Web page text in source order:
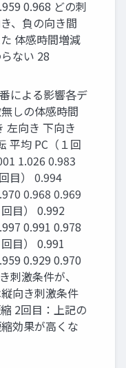
0.968 どの刺
、負の向き間
体感時間増減
ない 28
による影響各デ
しの体感時間
左向き 下向き
平均 PC（１回
1.026 0.983
⽬） 0.994
0.968 0.969
⽬） 0.992
0.991 0.978
⽬） 0.991
0.929 0.970
刺激条件が、
向き刺激条件
2回目：上記の
効果が高くな